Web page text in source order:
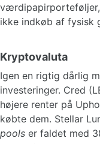
ikke indkøb af fysisk
Kryptovaluta
Igen en rigtig dårlig
investeringer. Cred
højere renter på
købte dem. Stellar
pools er faldet med